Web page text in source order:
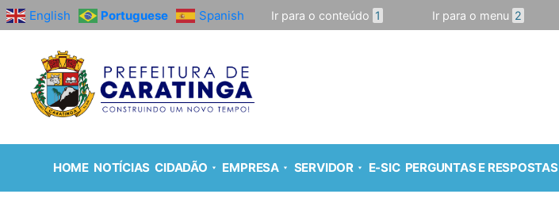
English Portuguese Spanish Ir para o conteúdo 1 Ir para o menu 2
HOME NOTÍCIAS CIDADÃO EMPRESA SERVIDOR E-SIC PERGUNTAS E RESPOSTAS